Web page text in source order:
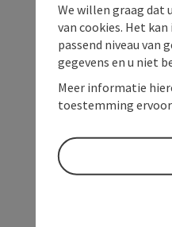
We willen graag dat
van cookies. Het
passend niveau van
gegevens en u niet
Meer informatie
toestemming